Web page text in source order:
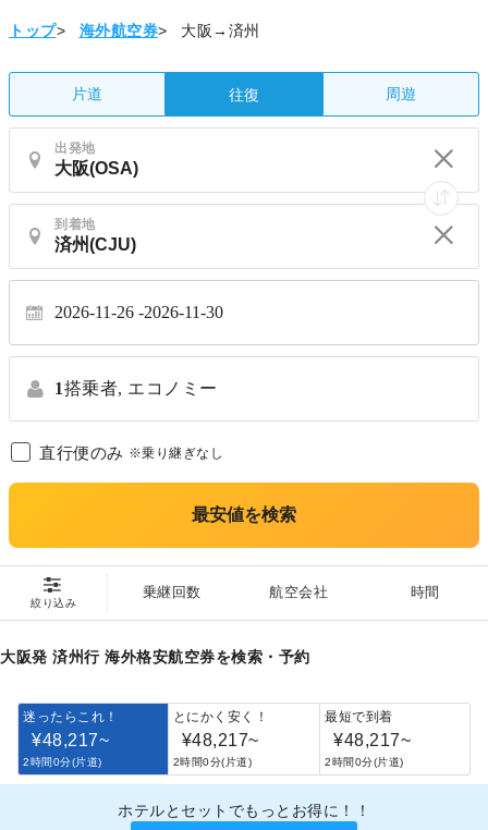
トップ> 海外航空券> 大阪→済州
片道 往復 周遊
出発地
到着地
2026-11-26 2026-11-30
1搭乗者, エコノミー
直行便のみ ※乗り継ぎなし
最安値を検索
絞り込み
乗継回数 航空会社 時間
大阪発 済州行 海外格安航空券を検索・予約
迷ったらこれ！
¥48,217~
2時間0分(片道)
とにかく安く！
¥48,217~
2時間0分(片道)
最短で到着
¥48,217~
2時間0分(片道)
ホテルとセットでもっとお得に！！